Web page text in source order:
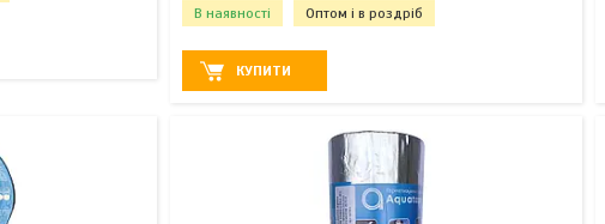
В наявності Оптом і в роздріб
КУПИТИ